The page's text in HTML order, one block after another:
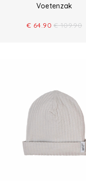
Voetenzak
€ 64.90 € 109.90